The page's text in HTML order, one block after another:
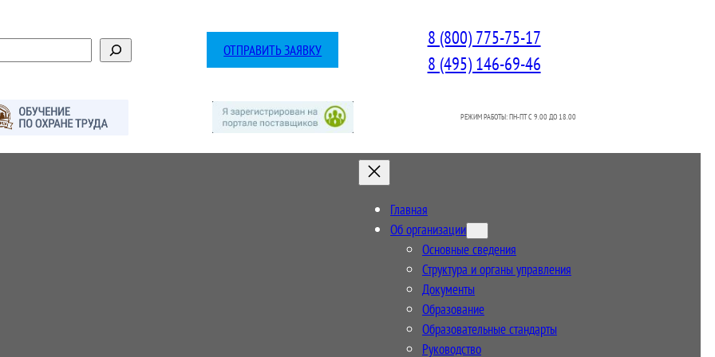
ОТПРАВИТЬ ЗАЯВКУ
8 (800) 775-75-17
8 (495) 146-69-46
РЕЖИМ РАБОТЫ: ПН-ПТ C 9.00 ДО 18.00
Главная
Об организации
Основные сведения
Структура и органы управления
Документы
Образование
Образовательные стандарты
Руководство